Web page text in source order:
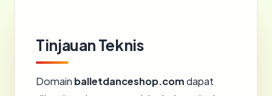
Tinjauan Teknis
Domain balletdanceshop.comdapat